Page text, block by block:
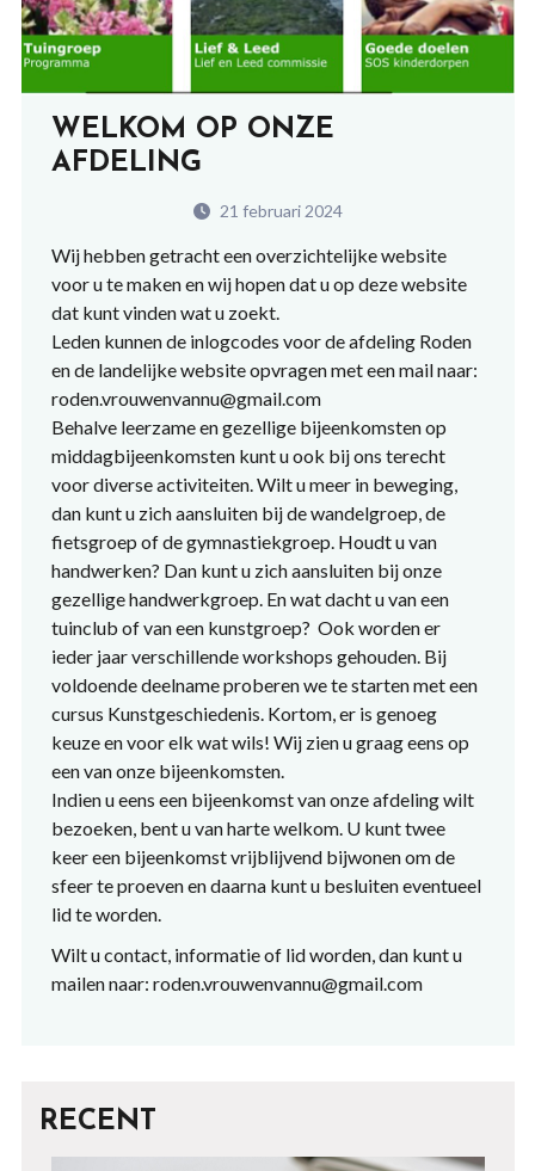
WELKOM OP ONZE
AFDELING
21 februari 2024
Wij hebben getracht een overzichtelijke website
voor u te maken en wij hopen dat u op deze website
dat kunt vinden wat u zoekt.
Leden kunnen de inlogcodes voor de afdeling Roden
en de landelijke website opvragen met een mail naar:
roden.vrouwenvannu@gmail.com
Behalve leerzame en gezellige bijeenkomsten op
middagbijeenkomsten kunt u ook bij ons terecht
voor diverse activiteiten. Wilt u meer in beweging,
dan kunt u zich aansluiten bij de wandelgroep, de
fietsgroep of de gymnastiekgroep. Houdt u van
handwerken? Dan kunt u zich aansluiten bij onze
gezellige handwerkgroep. En wat dacht u van een
tuinclub of van een kunstgroep? Ook worden er
ieder jaar verschillende workshops gehouden. Bij
voldoende deelname proberen we te starten met een
cursus Kunstgeschiedenis. Kortom, er is genoeg
keuze en voor elk wat wils! Wij zien u graag eens op
een van onze bijeenkomsten.
Indien u eens een bijeenkomst van onze afdeling wilt
bezoeken, bent u van harte welkom. U kunt twee
keer een bijeenkomst vrijblijvend bijwonen om de
sfeer te proeven en daarna kunt u besluiten eventueel
lid te worden.
Wilt u contact, informatie of lid worden, dan kunt u
mailen naar: roden.vrouwenvannu@gmail.com
RECENT